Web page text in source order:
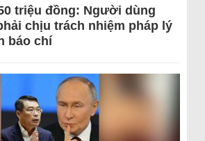
triệu đồng: Người dùng
chịu trách nhiệm pháp lý
báo chí